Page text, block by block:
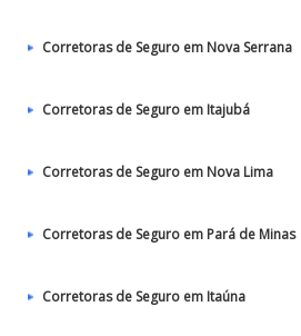
Corretoras de Seguro em Nova Serrana
Corretoras de Seguro em Itajubá
Corretoras de Seguro em Nova Lima
Corretoras de Seguro em Pará de Minas
Corretoras de Seguro em Itaúna